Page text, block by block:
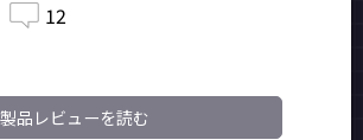
12
製品レビューを読む